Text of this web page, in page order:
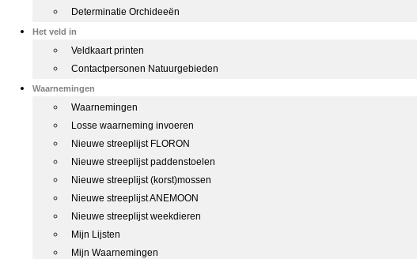
Determinatie Orchideeën
Het veld in
Veldkaart printen
Contactpersonen Natuurgebieden
Waarnemingen
Waarnemingen
Losse waarneming invoeren
Nieuwe streeplijst FLORON
Nieuwe streeplijst paddenstoelen
Nieuwe streeplijst (korst)mossen
Nieuwe streeplijst ANEMOON
Nieuwe streeplijst weekdieren
Mijn Lijsten
Mijn Waarnemingen